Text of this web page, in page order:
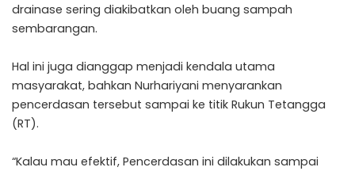
drainase sering diakibatkan oleh buang sampah
sembarangan.
Hal ini juga dianggap menjadi kendala utama
masyarakat, bahkan Nurhariyani menyarankan
pencerdasan tersebut sampai ke titik Rukun Tetangga
(RT).
“Kalau mau efektif, Pencerdasan ini dilakukan sampai